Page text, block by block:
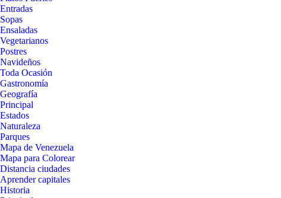
Entradas
Sopas
Ensaladas
Vegetarianos
Postres
Navideños
Toda Ocasión
Gastronomía
Geografía
Principal
Estados
Naturaleza
Parques
Mapa de Venezuela
Mapa para Colorear
Distancia ciudades
Aprender capitales
Historia